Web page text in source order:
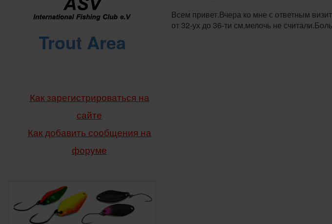
Всем привет.Вчера ко мне с ответным
от 32-ух до 36-ти см,мелочь не
Trout Area
Как зарегистрироваться на
сайте
Как добавить сообщения на
форуме